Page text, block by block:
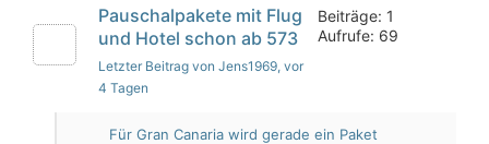
Pauschalpakete mit Flug
und Hotel schon ab 573
Letzter Beitrag von Jens1969, vor
4 Tagen
Beiträge: 1
Aufrufe: 69
Für Gran Canaria wird gerade ein Paket